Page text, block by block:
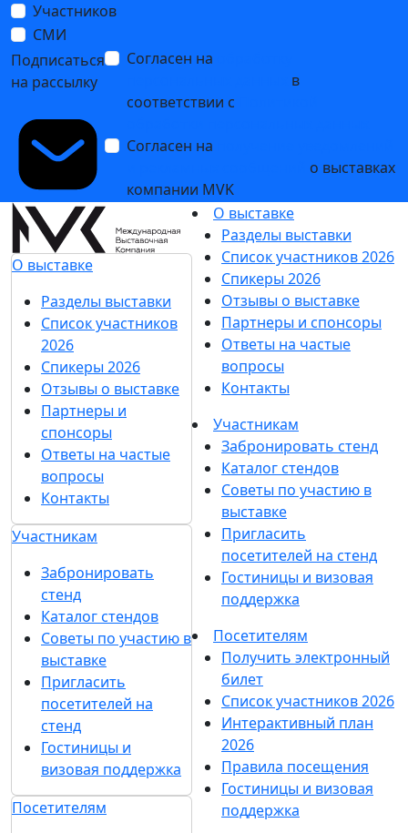
Участников
СМИ
Подписаться
на рассылку
Согласен на
в
соответствии с
Согласен на
о выставках
компании MVK
О выставке
Разделы выставки
Список участников
2026
Спикеры 2026
Отзывы о выставке
Партнеры и
спонсоры
Ответы на частые
вопросы
Контакты
Участникам
Забронировать
стенд
Каталог стендов
Советы по участию в
выставке
Пригласить
посетителей на
стенд
Гостиницы и
визовая поддержка
Посетителям
О выставке
Разделы выставки
Список участников 2026
Спикеры 2026
Отзывы о выставке
Партнеры и спонсоры
Ответы на частые
вопросы
Контакты
Участникам
Забронировать стенд
Каталог стендов
Советы по участию в
выставке
Пригласить
посетителей на стенд
Гостиницы и визовая
поддержка
Посетителям
Получить электронный
билет
Список участников 2026
Интерактивный план
2026
Правила посещения
Гостиницы и визовая
поддержка